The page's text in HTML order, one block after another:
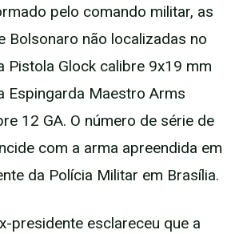
pelo comando militar, as
Bolsonaro não localizadas no
Pistola Glock calibre 9x19 mm
Espingarda Maestro Arms
12 GA. O número de série de
com a arma apreendida em
da Polícia Militar em Brasília.
presidente esclareceu que a